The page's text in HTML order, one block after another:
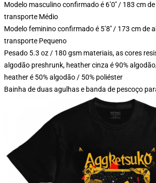
Modelo masculino confirmado é 6’0′′ / 183 cm
transporte Médio
Modelo feminino confirmado é 5’8′′ / 173 cm de
transporte Pequeno
Pesado 5.3 oz / 180 gsm materiais, as cores
algodão preshrunk, heather cinza é 90%
heather é 50% algodão / 50% poliéster
Bainha de duas agulhas e banda de pescoço